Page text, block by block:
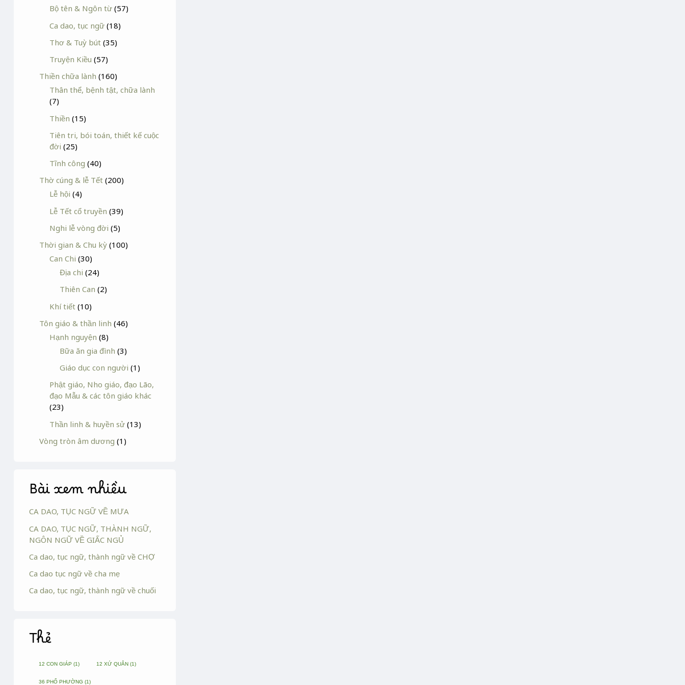
Bộ tên & Ngôn từ (57)
Ca dao, tục ngữ (18)
Thơ & Tuỳ bút (35)
Truyện Kiều (57)
Thiền chữa lành (160)
Thân thể, bệnh tật, chữa lành
(7)
Thiền (15)
Tiên tri, bói toán, thiết kế cuộc
đời (25)
Tĩnh công (40)
Thờ cúng & lễ Tết (200)
Lễ hội (4)
Lễ Tết cổ truyền (39)
Nghi lễ vòng đời (5)
Thời gian & Chu kỳ (100)
Can Chi (30)
Địa chi (24)
Thiên Can (2)
Khí tiết (10)
Tôn giáo & thần linh (46)
Hạnh nguyện (8)
Bữa ăn gia đình (3)
Giáo dục con người (1)
Phật giáo, Nho giáo, đạo Lão,
đạo Mẫu & các tôn giáo khác
(23)
Thần linh & huyền sử (13)
Vòng tròn âm dương (1)
Bài xem nhiều
CA DAO, TỤC NGỮ VỀ MƯA
CA DAO, TỤC NGỮ, THÀNH NGỮ,
NGÔN NGỮ VỀ GIẤC NGỦ
Ca dao, tục ngữ, thành ngữ về CHỢ
Ca dao tục ngữ về cha mẹ
Ca dao, tục ngữ, thành ngữ về chuối
Thẻ
12 CON GIÁP (1) 12 XỨ QUÂN (1)
36 PHỐ PHƯỜNG (1)